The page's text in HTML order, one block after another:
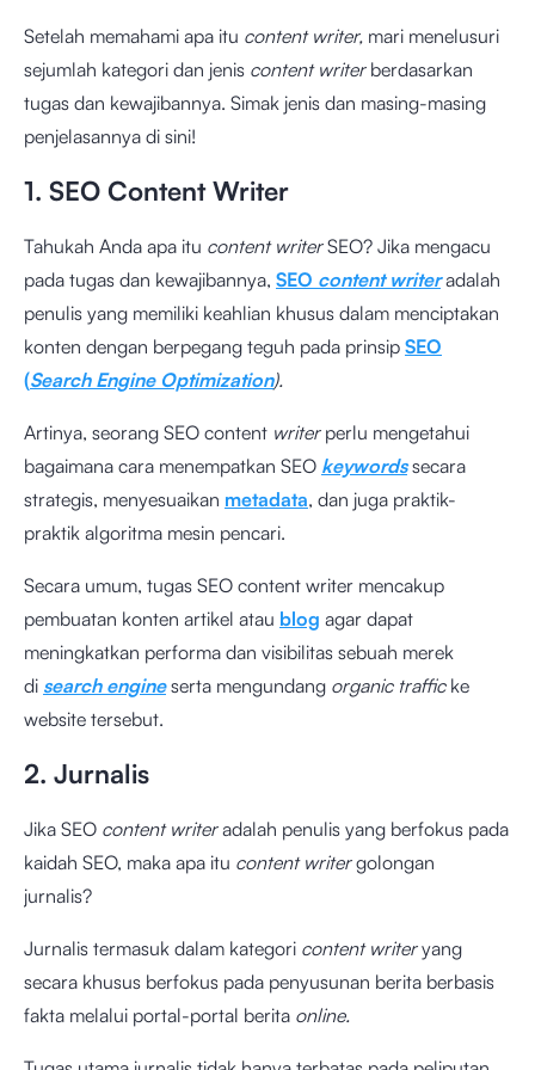
Setelah memahami apa itu content writer, mari menelusuri
sejumlah kategori dan jenis content writerberdasarkan
tugas dan kewajibannya. Simak jenis dan masing-masing
penjelasannya di sini!
1. SEO Content Writer
Tahukah Anda apa itu content writerSEO? Jika mengacu
pada tugas dan kewajibannya, SEO content writeradalah
penulis yang memiliki keahlian khusus dalam menciptakan
konten dengan berpegang teguh pada prinsip SEO
(Search Engine Optimization).
Artinya, seorang SEO content writer perlu mengetahui
bagaimana cara menempatkan SEO keywordssecara
strategis, menyesuaikan metadata, dan juga praktik-
praktik algoritma mesin pencari.
Secara umum, tugas SEO content writer mencakup
pembuatan konten artikel atau blog agar dapat
meningkatkan performa dan visibilitas sebuah merek
di search engine serta mengundang organic traffic ke
website tersebut.
2. Jurnalis
Jika SEO content writeradalah penulis yang berfokus pada
kaidah SEO, maka apa itu content writergolongan
jurnalis?
Jurnalis termasuk dalam kategori content writeryang
secara khusus berfokus pada penyusunan berita berbasis
fakta melalui portal-portal berita online.